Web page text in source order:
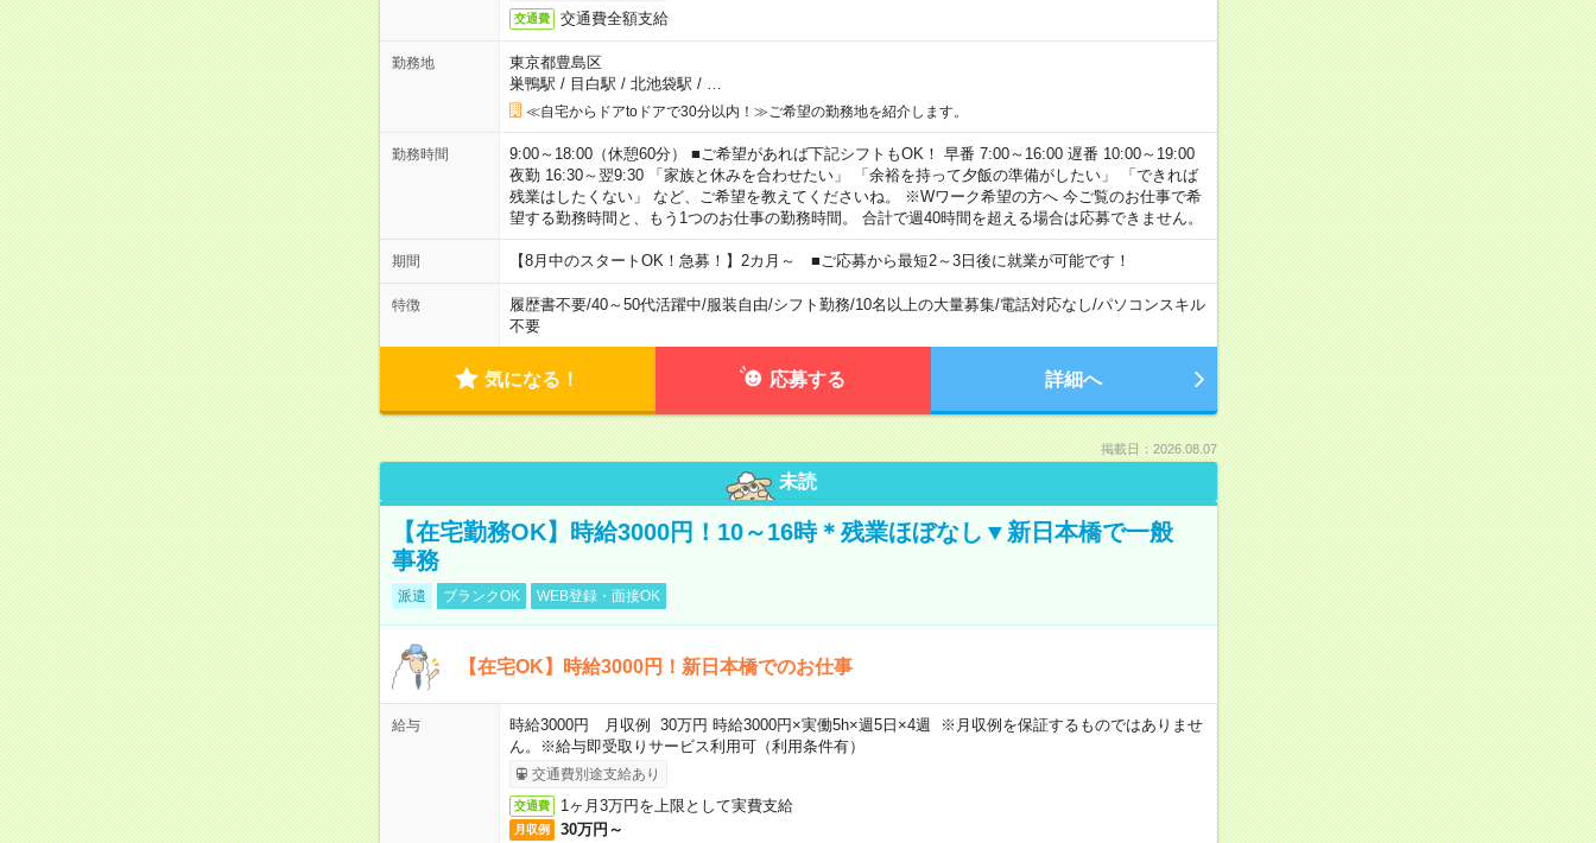
交通費 交通費全額支給
勤務地
東京都豊島区
巣鴨駅 / 目白駅 / 北池袋駅 /
≪自宅からドアtoドアで30分以内！≫ご希望の勤務地を紹介します。
勤務時間
9:00～18:00（休憩60分） ■ご希望があれば下記シフトもOK！ 早番 7:00～16:00 遅番 10:00～19:00
夜勤 16:30～翌9:30 「家族と休みを合わせたい」 「余裕を持って夕飯の準備がしたい」 「できれば
残業はしたくない」 など、ご希望を教えてくださいね。 ※Wワーク希望の方へ 今ご覧のお仕事で希
望する勤務時間と、もう1つのお仕事の勤務時間。 合計で週40時間を超える場合は応募できません。
期間 【8月中のスタートOK！急募！】2カ月～ ■ご応募から最短2～3日後に就業が可能です！
特徴 履歴書不要/40～50代活躍中/服装自由/シフト勤務/10名以上の大量募集/電話対応なし/パソコンスキル
不要
気になる！ 応募する 詳細へ
掲載日：2026.08.07
未読
【在宅勤務OK】時給3000円！10～16時＊残業ほぼなし▼新日本橋で一般
事務
派遣 ブランクOK WEB登録・面接OK
【在宅OK】時給3000円！新日本橋でのお仕事
給与
時給3000円 月収例 30万円 時給3000円×実働5h×週5日×4週 ※月収例を保証するものではありませ
ん。※給与即受取りサービス利用可（利用条件有）
交通費別途支給あり
交通費 1ヶ月3万円を上限として実費支給
月収例 30万円～